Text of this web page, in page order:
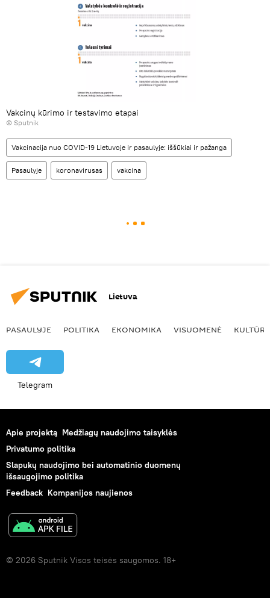
Vakcinų kūrimo ir testavimo etapai
© Sputnik
Vakcinacija nuo COVID-19 Lietuvoje ir pasaulyje: iššūkiai ir pažanga
Pasaulyje koronavirusas vakcina
Lietuva
PASAULYJE POLITIKA EKONOMIKA VISUOMENĖ KULTŪRA
Telegram
Apie projektą Medžiagų naudojimo taisyklės
Privatumo politika
Slapukų naudojimo bei automatinio duomenų
išsaugojimo politika
Feedback Kompanijos naujienos
© 2026 Sputnik Visos teisės saugomos. 18+